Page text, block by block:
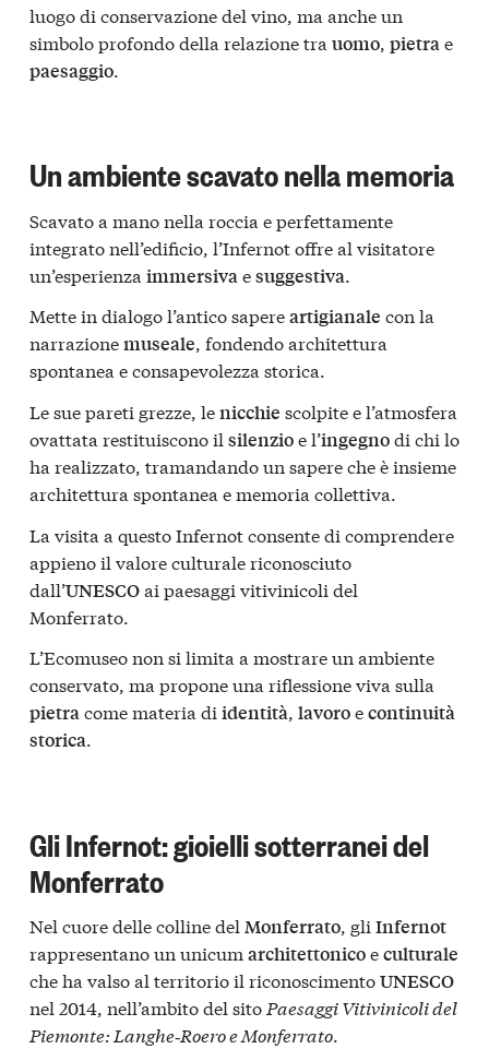
luogo di conservazione del vino, ma anche un
simbolo profondo della relazione tra uomo, pietrae
paesaggio.
Un ambiente scavato nella memoria
Scavato a mano nella roccia e perfettamente
integrato nell’edificio, l’Infernot offre al visitatore
un’esperienza immersivaesuggestiva.
Mette in dialogo l’antico sapereartigianale con la
narrazionemuseale, fondendo architettura
spontanea e consapevolezza storica.
Le sue pareti grezze, lenicchie scolpite e l’atmosfera
ovattata restituiscono il silenzioe l’ingegnodi chi lo
ha realizzato, tramandando un sapere che è insieme
architettura spontanea e memoria collettiva.
La visita a questo Infernot consente di comprendere
appieno il valore culturale riconosciuto
dall’UNESCOai paesaggi vitivinicoli del
Monferrato.
L’Ecomuseo non si limita a mostrare un ambiente
conservato, ma propone una riflessione viva sulla
pietracome materia di identità, lavoroecontinuità
storica.
Gli Infernot: gioielli sotterranei del
Monferrato
Nel cuore delle colline del Monferrato, gli Infernot
rappresentano un unicum architettonicoeculturale
che ha valso al territorio il riconoscimentoUNESCO
nel 2014, nell’ambito del sito Paesaggi Vitivinicoli del
Piemonte: Langhe‑Roero e Monferrato.